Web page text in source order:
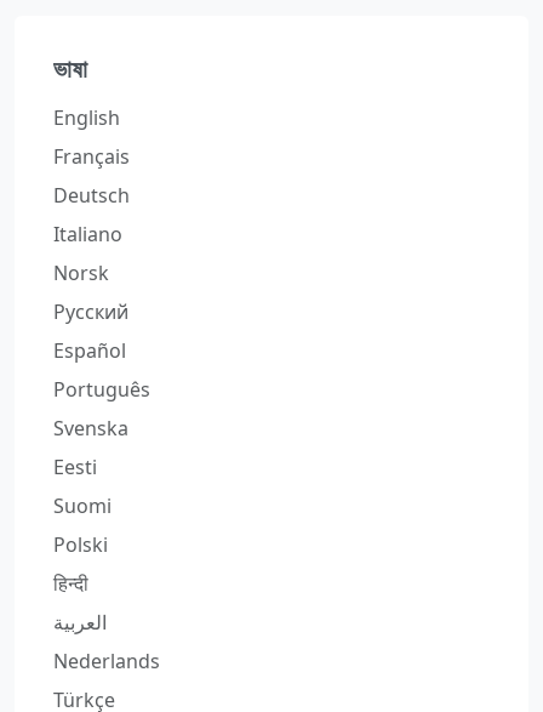
ভাষা
English
Français
Deutsch
Italiano
Norsk
Русский
Español
Português
Svenska
Eesti
Suomi
Polski
हिन्दी
العربية
Nederlands
Türkçe